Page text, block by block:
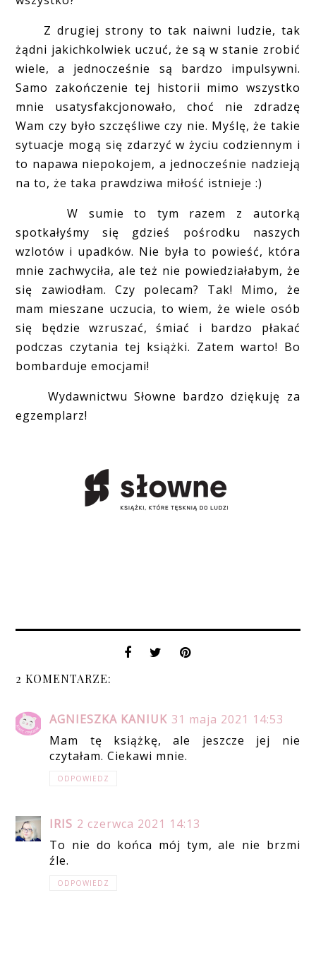
Z drugiej strony to tak naiwni ludzie, tak
żądni jakichkolwiek uczuć, że są w stanie zrobić
wiele, a jednocześnie są bardzo impulsywni.
Samo zakończenie tej historii mimo wszystko
mnie usatysfakcjonowało, choć nie zdradzę
Wam czy było szczęśliwe czy nie. Myślę, że takie
sytuacje mogą się zdarzyć w życiu codziennym i
to napawa niepokojem, a jednocześnie nadzieją
na to, że taka prawdziwa miłość istnieje :)
W sumie to tym razem z autorką
spotkałyśmy się gdzieś pośrodku naszych
wzlotów i upadków. Nie była to powieść, która
mnie zachwyciła, ale też nie powiedziałabym, że
się zawiodłam. Czy polecam? Tak! Mimo, że
mam mieszane uczucia, to wiem, że wiele osób
się będzie wzruszać, śmiać i bardzo płakać
podczas czytania tej książki. Zatem warto! Bo
bombarduje emocjami!
Wydawnictwu Słowne bardzo dziękuję za
egzemplarz!
2 KOMENTARZE:
AGNIESZKA KANIUK 31 maja 2021 14:53
Mam tę książkę, ale jeszcze jej nie
czytałam. Ciekawi mnie.
ODPOWIEDZ
IRIS 2 czerwca 2021 14:13
To nie do końca mój tym, ale nie brzmi
źle.
ODPOWIEDZ